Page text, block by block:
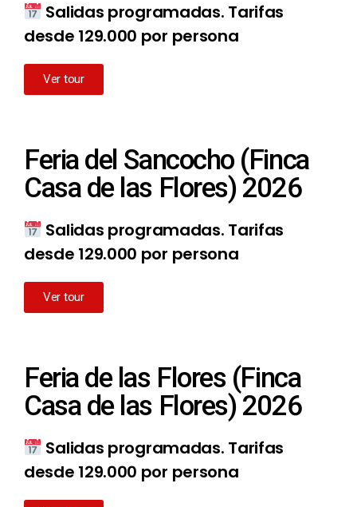
Salidas programadas. Tarifas
desde 129.000 por persona
Ver tour
Feria del Sancocho (Finca
Casa de las Flores) 2026
Salidas programadas. Tarifas
desde 129.000 por persona
Ver tour
Feria de las Flores (Finca
Casa de las Flores) 2026
Salidas programadas. Tarifas
desde 129.000 por persona